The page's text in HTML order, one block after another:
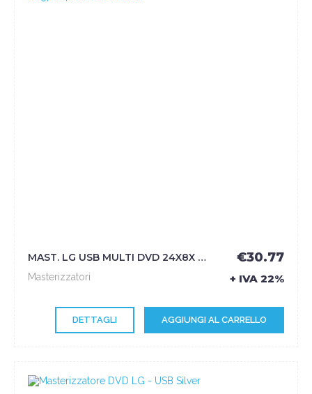
MAST. LG USB MULTI DVD 24X8X M-DISC DVD±R/DL GP57EB40 RETAIL BLACK - LG
Masterizzatori
€30.77
+ IVA 22%
DETTAGLI AGGIUNGI AL CARRELLO